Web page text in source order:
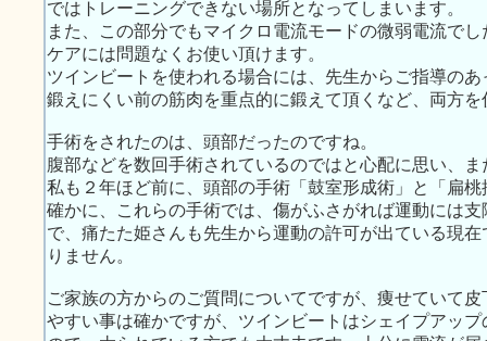
ではトレーニングできない場所となってしまいます。
また、この部分でもマイクロ電流モードの微弱電流で
ケアには問題なくお使い頂けます。
ツインビートを使われる場合には、先生からご指導の
鍛えにくい前の筋肉を重点的に鍛えて頂くなど、両方
手術をされたのは、頭部だったのですね。
腹部などを数回手術されているのではと心配に思い、
私も２年ほど前に、頭部の手術「鼓室形成術」と「扁
確かに、これらの手術では、傷がふさがれば運動には
で、痛たた姫さんも先生から運動の許可が出ている現
りません。
ご家族の方からのご質問についてですが、痩せていて
やすい事は確かですが、ツインビートはシェイプアッ